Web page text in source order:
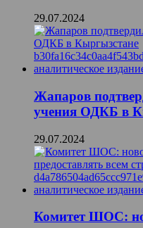
29.07.2024
Жапаров
учения ОДКБ в
29.07.2024
Комитет ШОС: